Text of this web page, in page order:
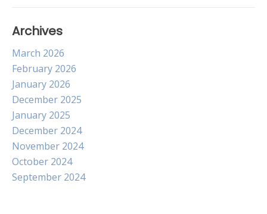
Archives
March 2026
February 2026
January 2026
December 2025
January 2025
December 2024
November 2024
October 2024
September 2024